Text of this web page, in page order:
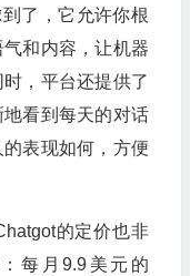
了，它允许你根
和内容，让机器
，平台还提供了
看到每天的对话
表现如何，方便
的定价也非
每月9.9美元的